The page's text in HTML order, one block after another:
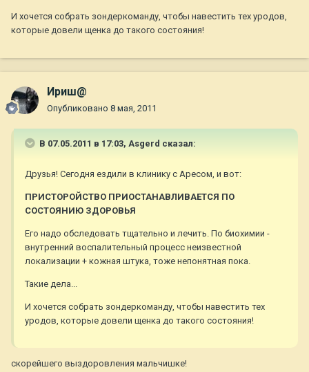
И хочется собрать зондеркоманду, чтобы навестить тех уродов,
которые довели щенка до такого состояния!
Ириш@
Опубликовано 8 мая, 2011
В 07.05.2011 в 17:03, Asgerd сказал:
Друзья! Сегодня ездили в клинику с Аресом, и вот:
ПРИСТОРОЙСТВО ПРИОСТАНАВЛИВАЕТСЯ ПО
СОСТОЯНИЮ ЗДОРОВЬЯ
Его надо обследовать тщательно и лечить. По биохимии -
внутренний воспалительный процесс неизвестной
локализации + кожная штука, тоже непонятная пока.
Такие дела...
И хочется собрать зондеркоманду, чтобы навестить тех
уродов, которые довели щенка до такого состояния!
скорейшего выздоровления мальчишке!